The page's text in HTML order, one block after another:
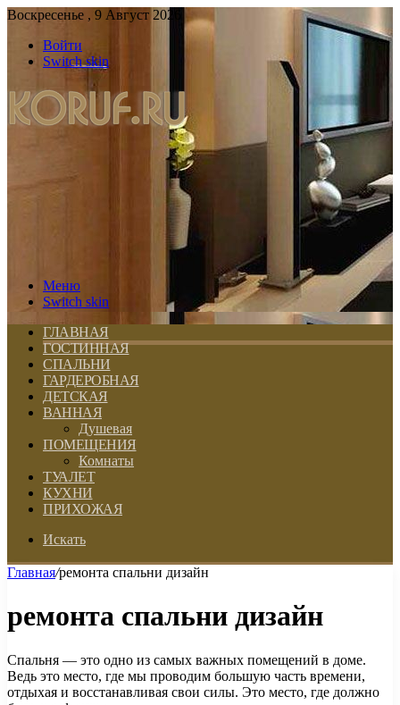
Воскресенье , 9 Август 2026
Войти
Switch skin
Меню
Switch skin
ГЛАВНАЯ
ГОСТИННАЯ
СПАЛЬНИ
ГАРДЕРОБНАЯ
ДЕТСКАЯ
ВАННАЯ
Душевая
ПОМЕЩЕНИЯ
Комнаты
ТУАЛЕТ
КУХНИ
ПРИХОЖАЯ
Искать
Главная/ремонта спальни дизайн
ремонта спальни дизайн
Спальня — это одно из самых важных помещений в доме.
Ведь это место, где мы проводим большую часть времени,
отдыхая и восстанавливая свои силы. Это место, где должно